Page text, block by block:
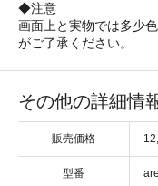
◆注意
画面上と実物では多少
がご了承ください。
その他の詳細情
販売価格
型番